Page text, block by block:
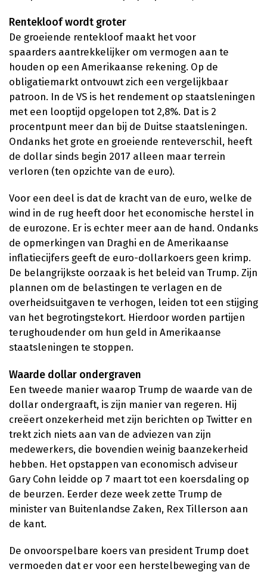
Rentekloof wordt groter
De groeiende rentekloof maakt het voor
spaarders aantrekkelijker om vermogen aan te
houden op een Amerikaanse rekening. Op de
obligatiemarkt ontvouwt zich een vergelijkbaar
patroon. In de VS is het rendement op staatsleningen
met een looptijd opgelopen tot 2,8%. Dat is 2
procentpunt meer dan bij de Duitse staatsleningen.
Ondanks het grote en groeiende renteverschil, heeft
de dollar sinds begin 2017 alleen maar terrein
verloren (ten opzichte van de euro).
Voor een deel is dat de kracht van de euro, welke de
wind in de rug heeft door het economische herstel in
de eurozone. Er is echter meer aan de hand. Ondanks
de opmerkingen van Draghi en de Amerikaanse
inflatiecijfers geeft de euro-dollarkoers geen krimp.
De belangrijkste oorzaak is het beleid van Trump. Zijn
plannen om de belastingen te verlagen en de
overheidsuitgaven te verhogen, leiden tot een stijging
van het begrotingstekort. Hierdoor worden partijen
terughoudender om hun geld in Amerikaanse
staatsleningen te stoppen.
Waarde dollar ondergraven
Een tweede manier waarop Trump de waarde van de
dollar ondergraaft, is zijn manier van regeren. Hij
creëert onzekerheid met zijn berichten op Twitter en
trekt zich niets aan van de adviezen van zijn
medewerkers, die bovendien weinig baanzekerheid
hebben. Het opstappen van economisch adviseur
Gary Cohn leidde op 7 maart tot een koersdaling op
de beurzen. Eerder deze week zette Trump de
minister van Buitenlandse Zaken, Rex Tillerson aan
de kant.
De onvoorspelbare koers van president Trump doet
vermoeden dat er voor een herstelbeweging van de